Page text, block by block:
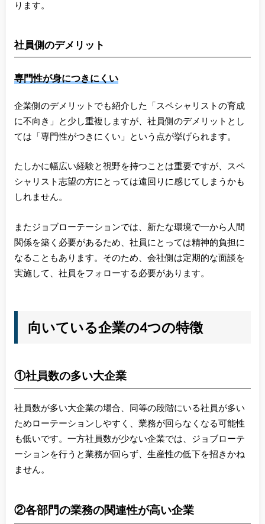
ります。
社員側のデメリット
専門性が身につきにくい
企業側のデメリットでも紹介した「スペシャリストの育成
に不向き」と少し重複しますが、社員側のデメリットとし
ては「専門性がつきにくい」という点が挙げられます。
たしかに幅広い経験と視野を持つことは重要ですが、スペ
シャリスト志望の方にとっては遠回りに感じてしまうかも
しれません。
またジョブローテーションでは、新たな環境で一から人間
関係を築く必要があるため、社員にとっては精神的負担に
なることもあります。そのため、会社側は定期的な面談を
実施して、社員をフォローする必要があります。
向いている企業の4つの特徴
①社員数の多い大企業
社員数が多い大企業の場合、同等の段階にいる社員が多い
ためローテーションしやすく、業務が回らなくなる可能性
も低いです。一方社員数が少ない企業では、ジョブローテ
ーションを行うと業務が回らず、生産性の低下を招きかね
ません。
②各部門の業務の関連性が高い企業